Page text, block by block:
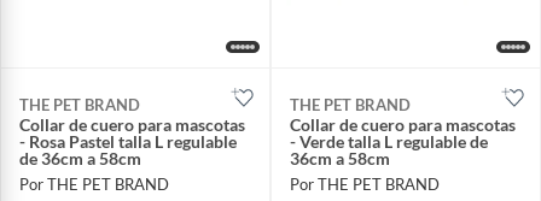
THE PET BRAND
Collar de cuero para mascotas
- Rosa Pastel talla L regulable
de 36cm a 58cm
Por THE PET BRAND
THE PET BRAND
Collar de cuero para mascotas
- Verde talla L regulable de
36cm a 58cm
Por THE PET BRAND